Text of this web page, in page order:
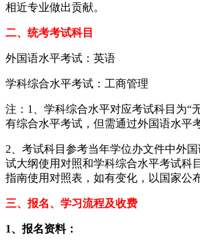
相近专业做出贡献。
二、统考考试科目
外国语水平考试：英语
学科综合水平考试：工商管理
注：1、学科综合水平对应考试科目为“
有综合水平考试，但需通过外国语水平
2、考试科目参考当年学位办文件中外
试大纲使用对照和学科综合水平考试科
指南使用对照表，如有变化，以国家公
三、报名、学习流程及收费
1、报名资料：